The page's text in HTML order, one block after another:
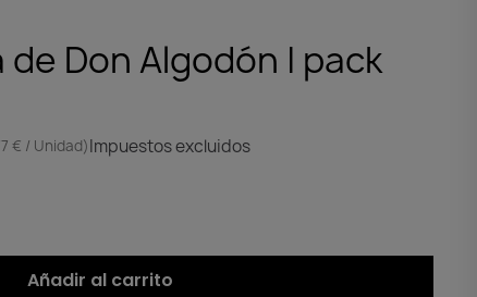
Don Algodón | pack
€ / Unidad)Impuestos excluidos
Añadir al carrito